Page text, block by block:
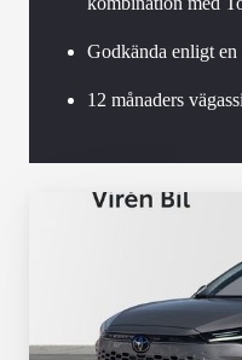
Godkända enligt
12 månaders